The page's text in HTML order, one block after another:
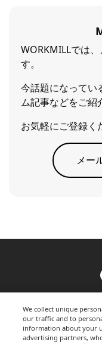
WORKMILLでは
す。
今話題になってい
ム記事などをご紹
お気軽にご登録く
メー
ウェブサイトのご利
We collect unique
our traffic and to
information about your
advertising partners,